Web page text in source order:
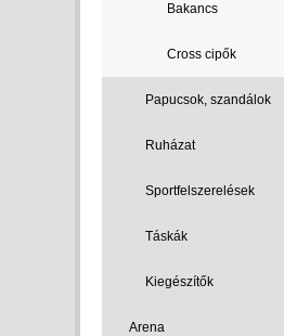
Bakancs
Cross cipők
Papucsok, szandálok
Ruházat
Sportfelszerelések
Táskák
Kiegészítők
Arena